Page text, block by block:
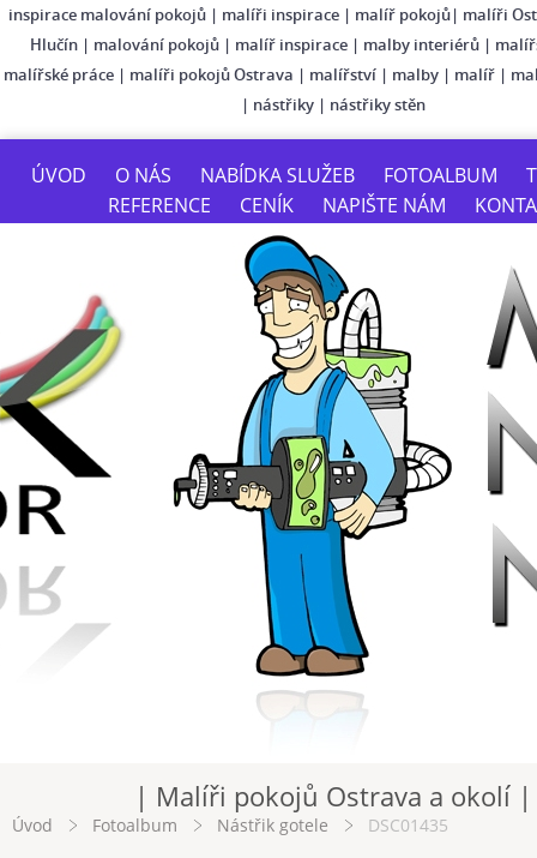
inspirace malování pokojů | malíři inspirace | malíř pokojů| malíři
Hlučín| malování pokojů| malíř inspirace| malby interiérů|
malířské práce | malíři pokojů Ostrava | malířství | malby | malíř |
| nástřiky | nástřiky stěn
ÚVOD O NÁS NABÍDKA SLUŽEB FOTOALBUM
REFERENCE
CENÍK NAPIŠTE NÁM
| Malíři pokojů Ostrava a okolí |
Úvod Fotoalbum Nástřik gotele DSC01435